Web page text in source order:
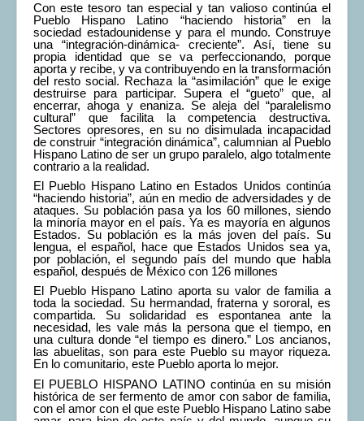
Con este tesoro tan especial y tan valioso continúa el
Pueblo Hispano Latino “haciendo historia” en la
sociedad estadounidense y para el mundo. Construye
una “integración-dinámica- creciente”. Así, tiene su
propia identidad que se va perfeccionando, porque
aporta y recibe, y va contribuyendo en la transformación
del resto social. Rechaza la “asimilación” que le exige
destruirse para participar. Supera el “gueto” que, al
encerrar, ahoga y enaniza. Se aleja del “paralelismo
cultural” que facilita la competencia destructiva.
Sectores opresores, en su no disimulada incapacidad
de construir “integración dinámica”, calumnian al Pueblo
Hispano Latino de ser un grupo paralelo, algo totalmente
contrario a la realidad.
El Pueblo Hispano Latino en Estados Unidos continúa
“haciendo historia”, aún en medio de adversidades y de
ataques. Su población pasa ya los 60 millones, siendo
la minoría mayor en el país. Ya es mayoría en algunos
Estados. Su población es la más joven del país. Su
lengua, el español, hace que Estados Unidos sea ya,
por población, el segundo país del mundo que habla
español, después de México con 126 millones
El Pueblo Hispano Latino aporta su valor de familia a
toda la sociedad. Su hermandad, fraterna y sororal, es
compartida. Su solidaridad es espontanea ante la
necesidad, les vale más la persona que el tiempo, en
una cultura donde “el tiempo es dinero.” Los ancianos,
las abuelitas, son para este Pueblo su mayor riqueza.
En lo comunitario, este Pueblo aporta lo mejor.
El PUEBLO HISPANO LATINO continúa en su misión
histórica de ser fermento de amor con sabor de familia,
con el amor con el que este Pueblo Hispano Latino sabe